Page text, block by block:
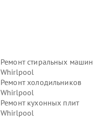
Ремонт стиральных машин
Whirlpool
Ремонт холодильников
Whirlpool
Ремонт кухонных плит
Whirlpool